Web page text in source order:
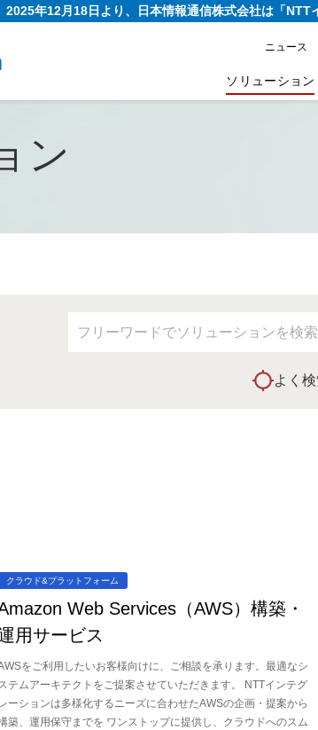
2025年12月18日より、日本情報通信株式会社は「NTT
ニュース
ソリューション
ン
よく
クラウド&プラットフォーム
Web Services（AWS）構築・
用サービス
をご利用したいお客様向けに、ご相談を承ります。最適なシ
テムアーキテクトをご提案させていただきます。 NTTインテグ
レーションは多様化するニーズに合わせたAWSの企画・提案から
築、運用保守までを ワンストップに提供し、クラウドへのスム